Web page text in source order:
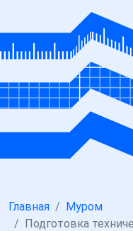
Главная
Муром
Подготовка